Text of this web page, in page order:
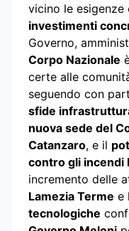
vicino le
investimenti
Governo,
Corpo Nazionale
certe alle
seguendo con
sfide
nuova sede del
Catanzaro, e il
contro gli incendi
incremento delle
Lamezia Terme e
tecnologiche